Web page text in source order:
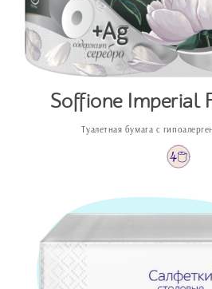
Soffione Imperial
Туалетная бумага с